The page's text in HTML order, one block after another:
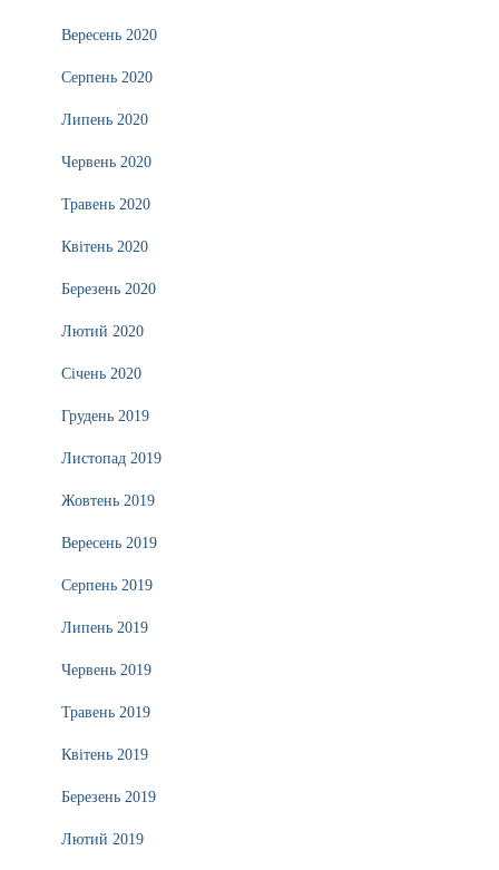
Вересень 2020
Серпень 2020
Липень 2020
Червень 2020
Травень 2020
Квітень 2020
Березень 2020
Лютий 2020
Січень 2020
Грудень 2019
Листопад 2019
Жовтень 2019
Вересень 2019
Серпень 2019
Липень 2019
Червень 2019
Травень 2019
Квітень 2019
Березень 2019
Лютий 2019